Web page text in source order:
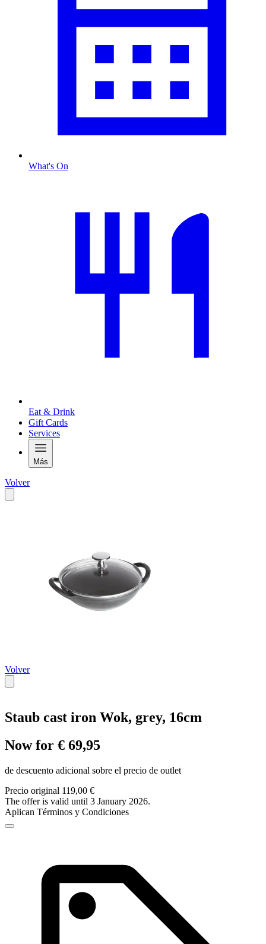
What's On
Eat & Drink
Gift Cards
Services
Más
Volver
Volver
Staub cast iron Wok, grey, 16cm
Now for € 69,95
de descuento adicional sobre el precio de outlet
Precio original 119,00 €
The offer is valid until 3 January 2026.
Aplican Términos y Condiciones